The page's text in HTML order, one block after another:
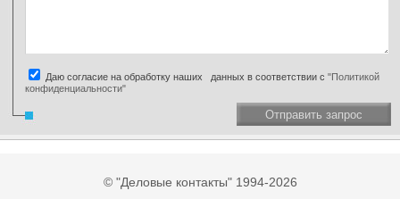
Даю согласие на обработку наших данных в соответствии с "Политикой
конфиденциальности"
Отправить запрос
© "Деловые контакты" 1994-2026